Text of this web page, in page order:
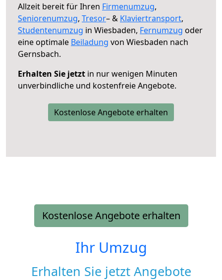
Allzeit bereit für Ihren Firmenumzug,
Seniorenumzug, Tresor– & Klaviertransport,
Studentenumzug in Wiesbaden, Fernumzug oder
eine optimale Beiladung von Wiesbaden nach
Gernsbach.
Erhalten Sie jetzt in nur wenigen Minuten
unverbindliche und kostenfreie Angebote.
Kostenlose Angebote erhalten
Kostenlose Angebote erhalten
Ihr Umzug
Erhalten Sie jetzt Angebote